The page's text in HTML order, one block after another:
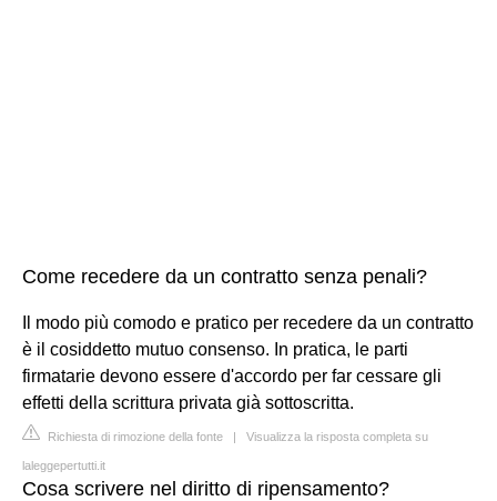
Come recedere da un contratto senza penali?
Il modo più comodo e pratico per recedere da un contratto
è il cosiddetto mutuo consenso. In pratica, le parti
firmatarie devono essere d'accordo per far cessare gli
effetti della scrittura privata già sottoscritta.
Richiesta di rimozione della fonte | Visualizza la risposta completa su
laleggepertutti.it
Cosa scrivere nel diritto di ripensamento?